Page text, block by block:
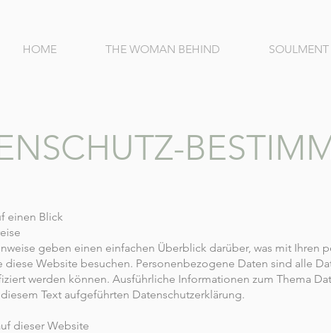
HOME THE WOMAN BEHIND SOULMENT
einen Blick
geben einen einfachen Überblick darüber, was mit Ihren
diese Website besuchen. Personenbezogene Daten sind alle
werden können. Ausführliche Informationen zum Thema
Text aufgeführten Datenschutzerklärung.
dieser Website